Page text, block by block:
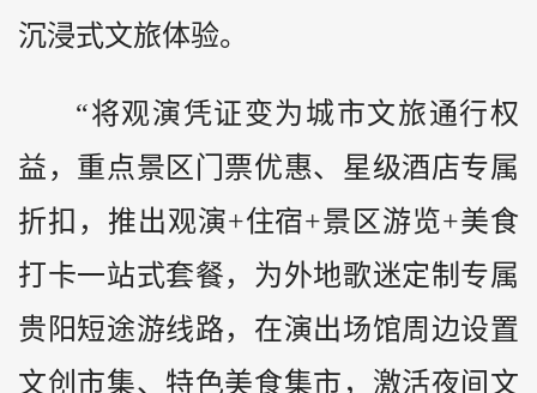
沉浸式文旅体验。
“将观演凭证变为城市文旅通行权
益，重点景区门票优惠、星级酒店专属
折扣，推出观演+住宿+景区游览+美食
打卡一站式套餐，为外地歌迷定制专属
贵阳短途游线路，在演出场馆周边设置
文创市集、特色美食集市，激活夜间文